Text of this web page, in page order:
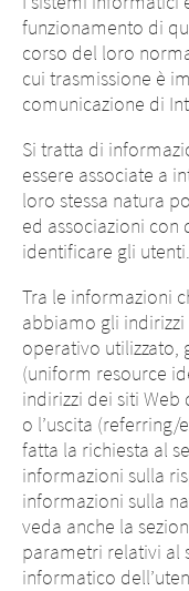
funzionamento di
corso del loro
cui trasmissione è
comunicazione di
Si tratta di
essere associate a
loro stessa natura
ed associazioni
identificare gli utenti.
Tra le informazioni
abbiamo gli
operativo utilizzato,
(uniform resource
indirizzi dei siti Web
o l’uscita (referring/
fatta la richiesta al
informazioni sulla
informazioni sulla
veda anche la
parametri relativi al
informatico